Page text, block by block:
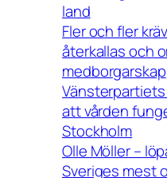
land
Fler och fler
återkallas och
medborgarskap
att vården
Stockholm
Olle Möller –
Sveriges mest